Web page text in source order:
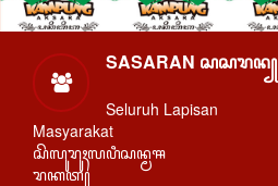
SASARAN ꦱꦱꦫꦤ꧀
Seluruh Lapisan
Masyarakat
ꦱꦼꦭꦸꦫꦸꦃꦭꦥꦶꦱꦤ꧀ꦩꦯ
ꦫꦏꦠ꧀